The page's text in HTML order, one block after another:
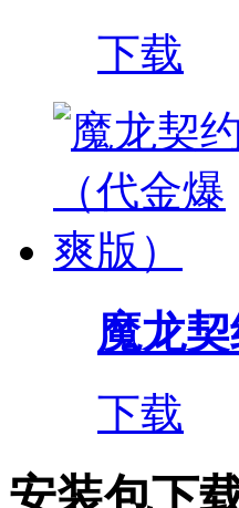
下载
魔龙
下载
安装包下